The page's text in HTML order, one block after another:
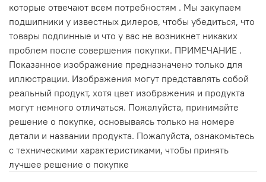
которые отвечают всем потребностям . Мы закупаем
подшипники у известных дилеров, чтобы убедиться, что
товары подлинные и что у вас не возникнет никаких
проблем после совершения покупки. ПРИМЕЧАНИЕ .
Показанное изображение предназначено только для
иллюстрации. Изображения могут представлять собой
реальный продукт, хотя цвет изображения и продукта
могут немного отличаться. Пожалуйста, принимайте
решение о покупке, основываясь только на номере
детали и названии продукта. Пожалуйста, ознакомьтесь
с техническими характеристиками, чтобы принять
лучшее решение о покупке